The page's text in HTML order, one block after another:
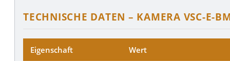
TECHNISCHE DATEN – KAMERA VSC-E-
Eigenschaft Wert